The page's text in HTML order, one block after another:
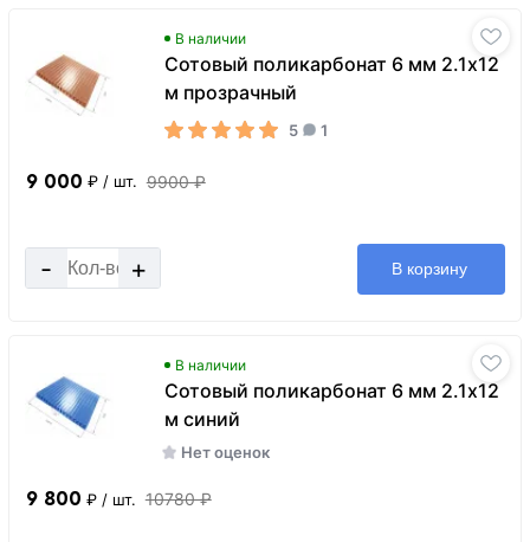
В наличии
Сотовый поликарбонат 6 мм 2.1х12
м прозрачный
5 1
9 000 ₽ / шт. 9900 ₽
- + В корзину
В наличии
Сотовый поликарбонат 6 мм 2.1х12
м синий
Нет оценок
9 800 ₽ / шт. 10780 ₽